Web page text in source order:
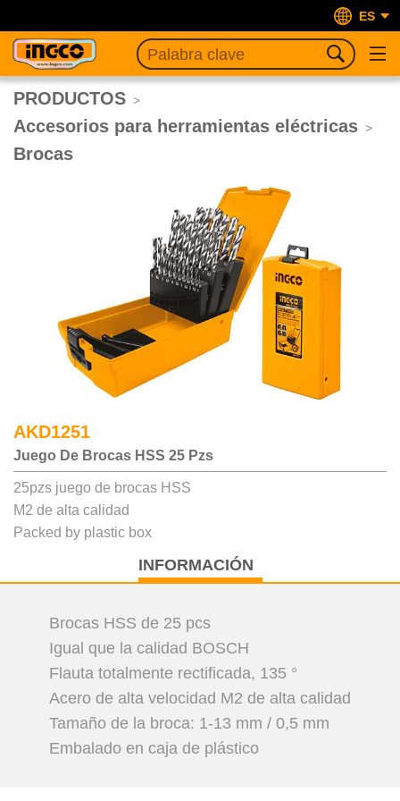
ES
PRODUCTOS >
Accesorios para herramientas eléctricas >
Brocas
AKD1251
Juego De Brocas HSS 25 Pzs
25pzs juego de brocas HSS
M2 de alta calidad
Packed by plastic box
INFORMACIÓN
Brocas HSS de 25 pcs
Igual que la calidad BOSCH
Flauta totalmente rectificada, 135 °
Acero de alta velocidad M2 de alta calidad
Tamaño de la broca: 1-13 mm / 0,5 mm
Embalado en caja de plástico